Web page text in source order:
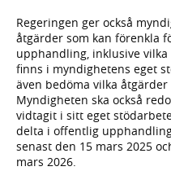
Regeringen ger också
åtgärder som kan förenkla
upphandling, inklusive
finns i myndighetens eget
även bedöma vilka
Myndigheten ska också
vidtagit i sitt eget
delta i offentlig
senast den 15 mars 2025
mars 2026.